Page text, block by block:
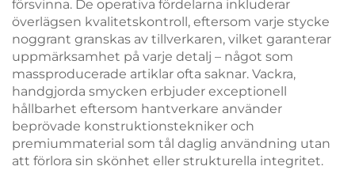
försvinna. De operativa fördelarna inkluderar
överlägsen kvalitetskontroll, eftersom varje stycke
noggrant granskas av tillverkaren, vilket garanterar
uppmärksamhet på varje detalj – något som
massproducerade artiklar ofta saknar. Vackra,
handgjorda smycken erbjuder exceptionell
hållbarhet eftersom hantverkare använder
beprövade konstruktionstekniker och
premiummaterial som tål daglig användning utan
att förlora sin skönhet eller strukturella integritet.